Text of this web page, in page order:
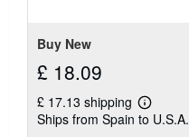
Buy New
£ 18.09
£ 17.13 shipping
Learn
more
Ships from Spain to U.S.A.